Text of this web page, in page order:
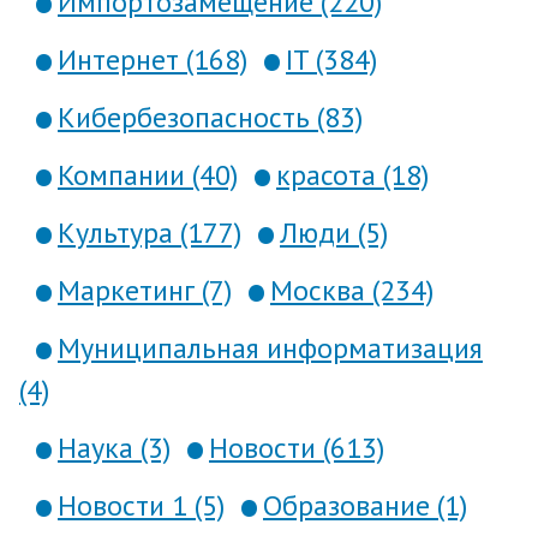
Интернет (168)
IT (384)
Кибербезопасность (83)
Компании (40)
красота (18)
Культура (177)
Люди (5)
Маркетинг (7)
Москва (234)
Муниципальная информатизация
(4)
Наука (3)
Новости (613)
Новости 1 (5)
Образование (1)